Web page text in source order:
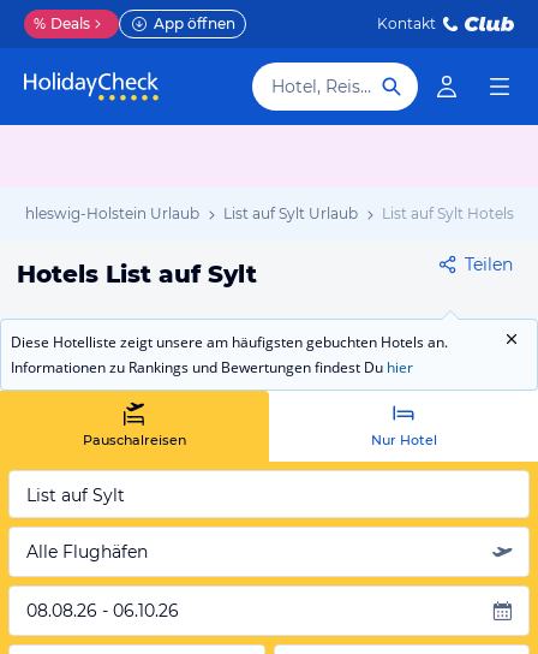
% Deals App öffnen Kontakt
Hotel, Reiseziel
Schleswig-Holstein Urlaub List auf Sylt Urlaub List auf Sylt Hotels
Hotels List auf Sylt Teilen
Diese Hotelliste zeigt unsere am häufigsten gebuchten Hotels an.
Informationen zu Rankings und Bewertungen findest Du hier
Pauschalreisen Nur Hotel
List auf Sylt
Alle Flughäfen
08.08.26 - 06.10.26